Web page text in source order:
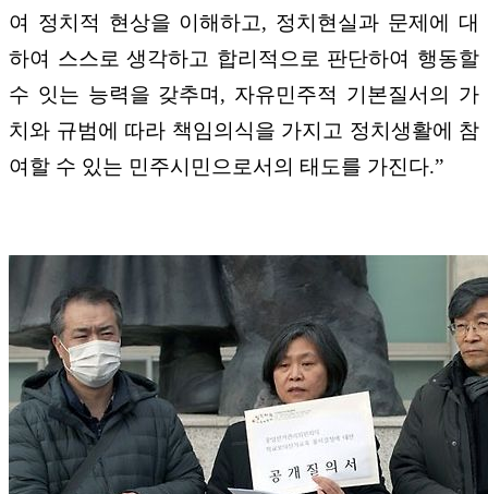
여 정치적 현상을 이해하고, 정치현실과 문제에 대
하여 스스로 생각하고 합리적으로 판단하여 행동할
수 잇는 능력을 갖추며, 자유민주적 기본질서의 가
치와 규범에 따라 책임의식을 가지고 정치생활에 참
여할 수 있는 민주시민으로서의 태도를 가진다.”